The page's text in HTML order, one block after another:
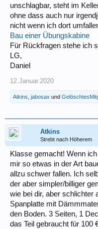
unschlagbar, steht im
ohne dass auch nur
nicht wenn ich dort
Bau einer Übungskabine
Für Rückfragen stehe ich
LG,
Daniel
12.Januar.2020
Atkins jabosax und
Atkins
Strebt nach Höherem
Klasse gemacht! Wenn
mir so etwas in der Art
allzu schwer fallen. Ich
der aber simpler/billiger
wie bei dir, aber schlichter
Spanplatte mit
den Boden. 3 Seiten, 1
das Teil gebraucht für 100